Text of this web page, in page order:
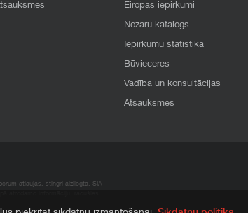
Eiropas iepirkumi
Nozaru katalogs
Iepirkumu statistika
Būvieceres
Vadība un konsultācijas
Atsauksmes
atļaujas, stingri aizliegta. SIA